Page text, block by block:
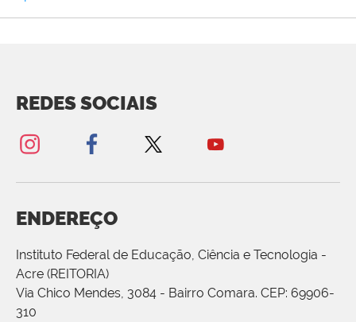
REDES SOCIAIS
ENDEREÇO
Instituto Federal de Educação, Ciência e Tecnologia -
Acre (REITORIA)
Via Chico Mendes, 3084 - Bairro Comara. CEP: 69906-
310